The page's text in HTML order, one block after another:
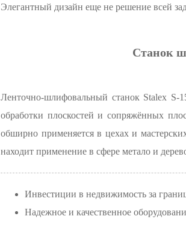
Элегантный дизайн еще не решение всей
Станок
Ленточно-шлифовальный станок Stalex S-
обработки плоскостей и сопряжённых
обширно применяется в цехах и
находит применение в сфере метало и
Инвестиции в недвижимость за
Надежное и качественное